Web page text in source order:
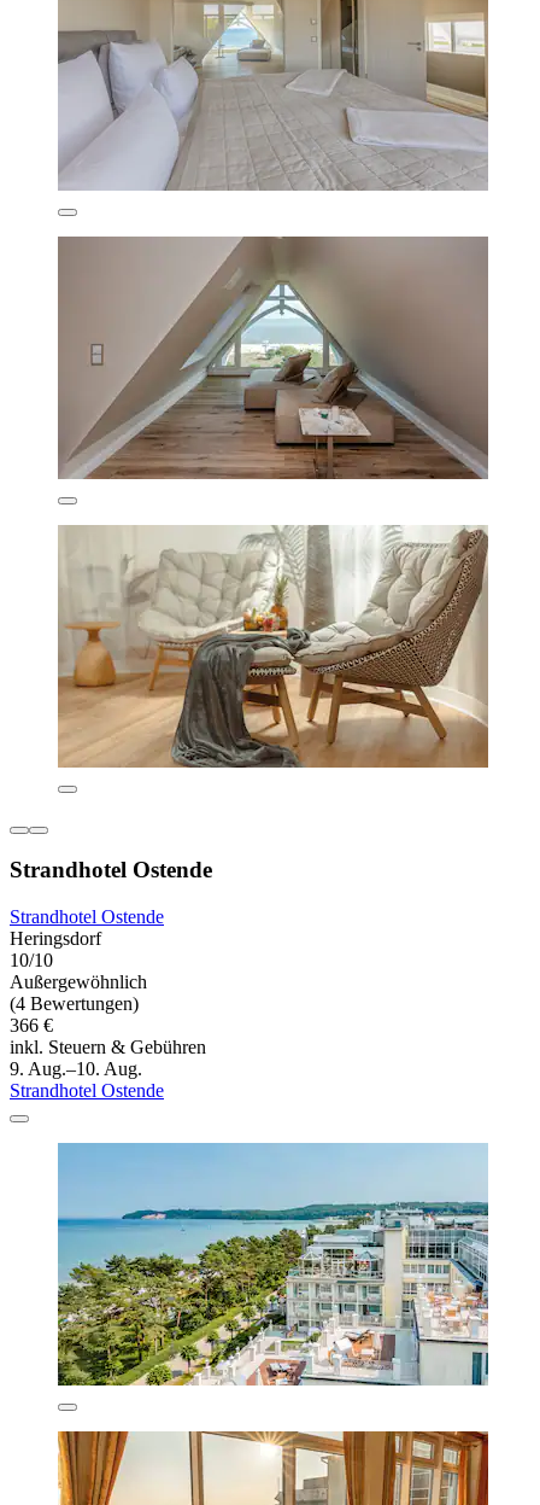
Strandhotel Ostende
Strandhotel Ostende
Heringsdorf
10/10
Außergewöhnlich
(4 Bewertungen)
366 €
inkl. Steuern & Gebühren
9. Aug.–10. Aug.
Strandhotel Ostende